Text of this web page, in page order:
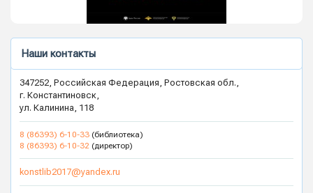
Наши контакты
347252, Российская Федерация, Ростовская обл.,
г. Константиновск,
ул. Калинина, 118
8 (86393) 6-10-33 (библиотека)
8 (86393) 6-10-32 (директор)
konstlib2017@yandex.ru